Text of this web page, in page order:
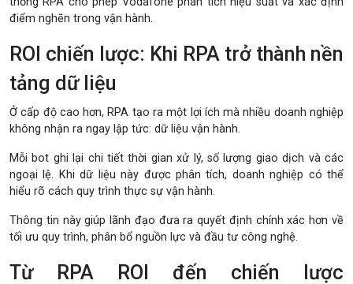
điểm nghẽn trong vận hành.
ROI chiến lược: Khi RPA trở thành nền
tảng dữ liệu
Ở cấp độ cao hơn, RPA tạo ra một lợi ích mà nhiều doanh nghiệp
không nhận ra ngay lập tức: dữ liệu vận hành.
Mỗi bot ghi lại chi tiết thời gian xử lý, số lượng giao dịch và các
ngoại lệ. Khi dữ liệu này được phân tích, doanh nghiệp có thể
hiểu rõ cách quy trình thực sự vận hành.
Thông tin này giúp lãnh đạo đưa ra quyết định chính xác hơn về
tối ưu quy trình, phân bổ nguồn lực và đầu tư công nghệ.
Từ RPA ROI đến chiến lược